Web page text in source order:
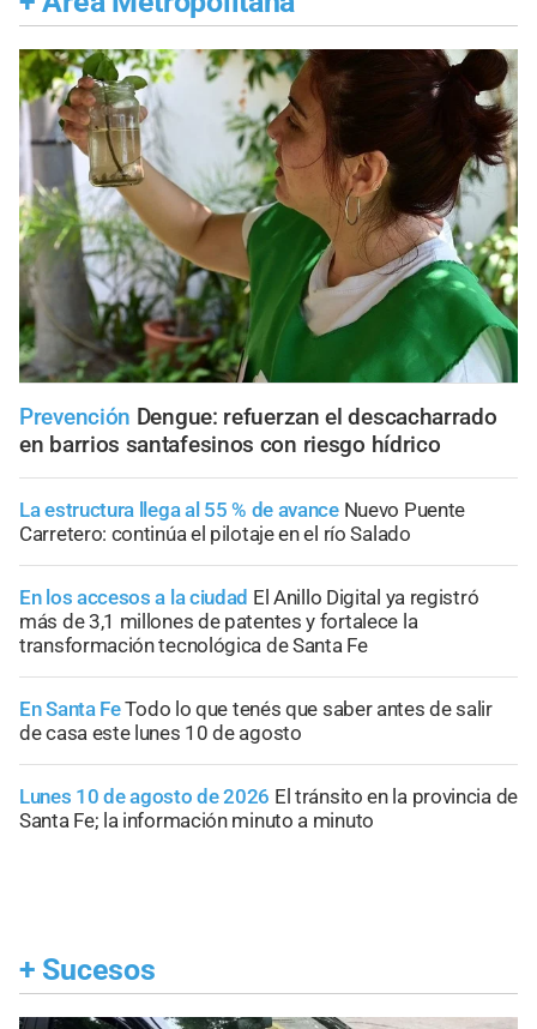
Prevención Dengue: refuerzan el descacharrado
en barrios santafesinos con riesgo hídrico
La estructura llega al 55 % de avance Nuevo Puente
Carretero: continúa el pilotaje en el río Salado
En los accesos a la ciudad El Anillo Digital ya registró
más de 3,1 millones de patentes y fortalece la
transformación tecnológica de Santa Fe
En Santa FeTodo lo que tenés que saber antes de salir
de casa este lunes 10 de agosto
Lunes 10 de agosto de 2026 El tránsito en la provincia de
Santa Fe; la información minuto a minuto
+ Sucesos